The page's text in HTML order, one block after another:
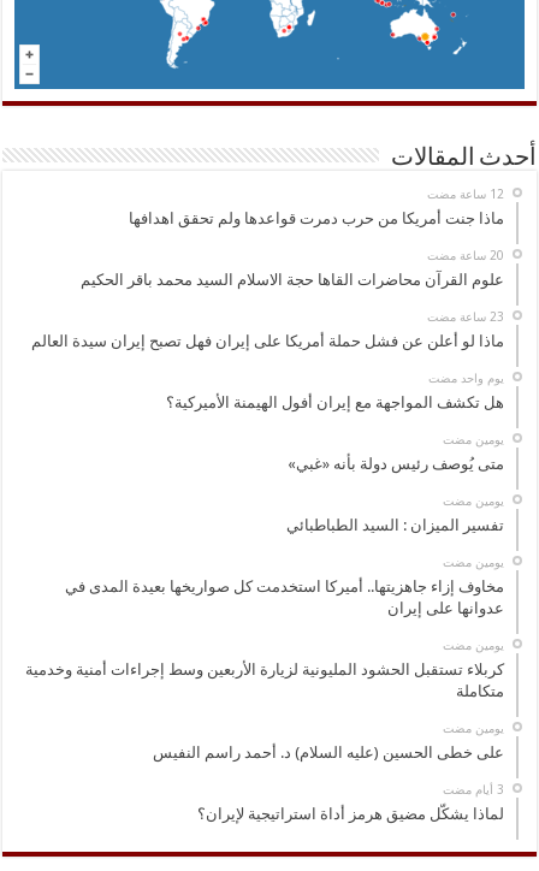
أحدث المقالات
ماذا جنت أمريكا من حرب دمرت قواعدها ولم تحقق اهدافها
علوم القرآن محاضرات القاها حجة الاسلام السيد محمد باقر الحكيم
ماذا لو أعلن عن فشل حملة أمريكا على إيران فهل تصبح إيران سيدة العالم
‏يوم واحد مضت
هل تكشف المواجهة مع إيران أفول الهيمنة الأميركية؟
‏يومين مضت
متى يُوصف رئيس دولة بأنه «غبي»
‏يومين مضت
تفسير الميزان : السيد الطباطبائي
‏يومين مضت
مخاوف إزاء جاهزيتها.. أميركا استخدمت كل صواريخها بعيدة المدى في
عدوانها على إيران
‏يومين مضت
كربلاء تستقبل الحشود المليونية لزيارة الأربعين وسط إجراءات أمنية وخدمية
متكاملة
‏يومين مضت
على خطى الحسين (عليه السلام) د. أحمد راسم النفيس
لماذا يشكّل مضيق هرمز أداة استراتيجية لإيران؟